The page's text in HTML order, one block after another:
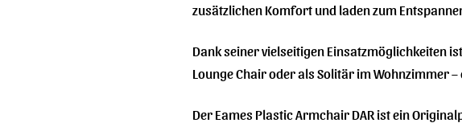
zusätzlichen Komfort und laden zum
Dank seiner vielseitigen Einsatzmöglichkeiten
Lounge Chair oder als Solitär im Wohnzimmer
Der Eames Plastic Armchair DAR ist ein